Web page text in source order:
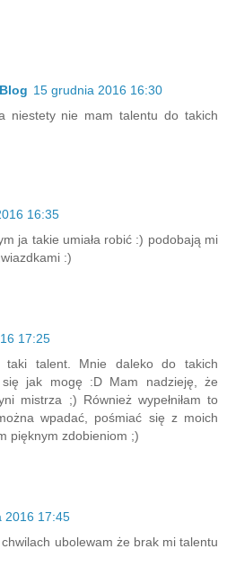
15 grudnia 2016 16:30
niestety nie mam talentu do takich
16:35
ja takie umiała robić :) podobają mi
:)
17:25
taki talent. Mnie daleko do takich
jak mogę :D Mam nadzieję, że
mistrza ;) Również wypełniłam to
wpadać, pośmiać się z moich
pięknym zdobieniom ;)
2016 17:45
ubolewam że brak mi talentu